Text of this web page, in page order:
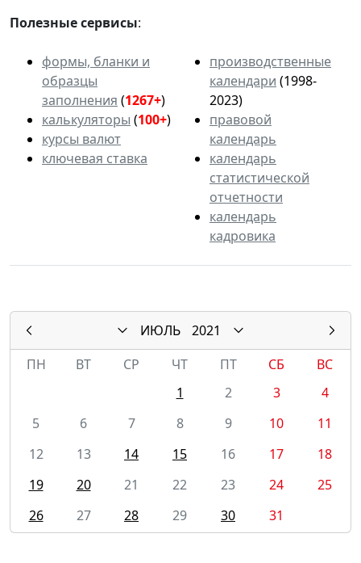
Полезные сервисы:
формы, бланки и
образцы
заполнения (1267+)
калькуляторы (100+)
курсы валют
ключевая ставка
производственные
календари (1998-
2023)
правовой
календарь
календарь
статистической
отчетности
календарь
кадровика
ИЮЛЬ
2021
ПН
ВТ СР ЧТ ПТ СБ
ВС
1
2 3
4
5
6 7 8 9 10
11
12
13 14 15 16 17
18
19
20 21 22 23 24
25
26
27 28 29 30 31